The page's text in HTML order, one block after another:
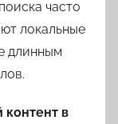
часто
локальные
длинным
в